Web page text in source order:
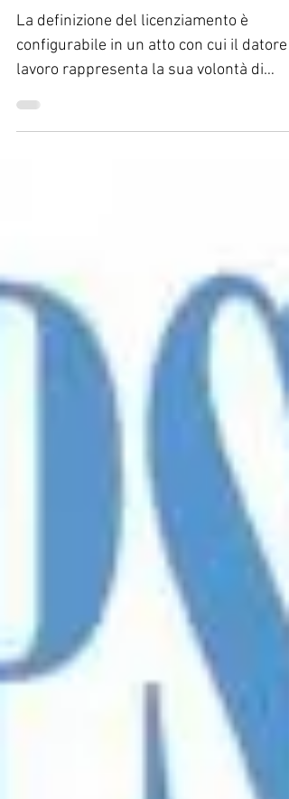
modalità
La definizione del licenziamento è
lavoro rappresenta la sua volontà di
recedere dal...